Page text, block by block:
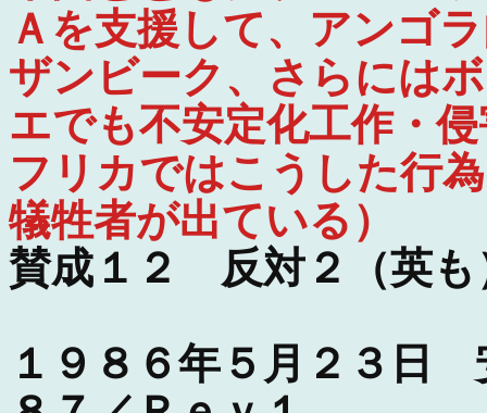
Ａを支援して、アンゴ
ザンビーク、さらには
エでも不安定化工作・
フリカではこうした行
犠牲者が出ている）
賛成１２ 反対２（英
１９８６年５月２３日